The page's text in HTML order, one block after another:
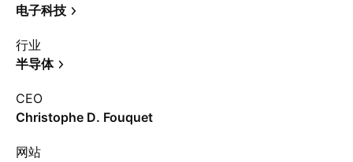
电子科技
行业
半导体
CEO
Christophe D. Fouquet
网站